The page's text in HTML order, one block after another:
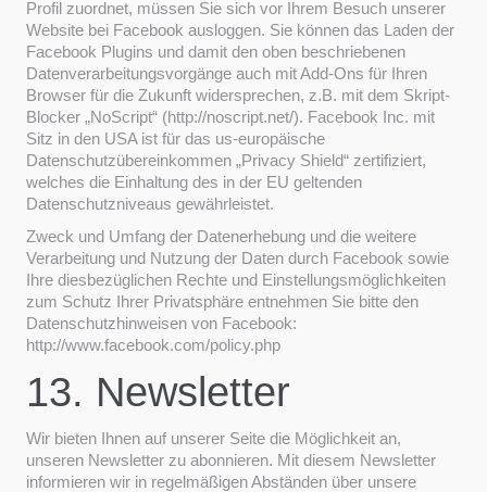
Profil zuordnet, müssen Sie sich vor Ihrem Besuch unserer
Website bei Facebook ausloggen. Sie können das Laden der
Facebook Plugins und damit den oben beschriebenen
Datenverarbeitungsvorgänge auch mit Add-Ons für Ihren
Browser für die Zukunft widersprechen, z.B. mit dem Skript-
Blocker „NoScript“ (http://noscript.net/). Facebook Inc. mit
Sitz in den USA ist für das us-europäische
Datenschutzübereinkommen „Privacy Shield“ zertifiziert,
welches die Einhaltung des in der EU geltenden
Datenschutzniveaus gewährleistet.
Zweck und Umfang der Datenerhebung und die weitere
Verarbeitung und Nutzung der Daten durch Facebook sowie
Ihre diesbezüglichen Rechte und Einstellungsmöglichkeiten
zum Schutz Ihrer Privatsphäre entnehmen Sie bitte den
Datenschutzhinweisen von Facebook:
http://www.facebook.com/policy.php
13. Newsletter
Wir bieten Ihnen auf unserer Seite die Möglichkeit an,
unseren Newsletter zu abonnieren. Mit diesem Newsletter
informieren wir in regelmäßigen Abständen über unsere